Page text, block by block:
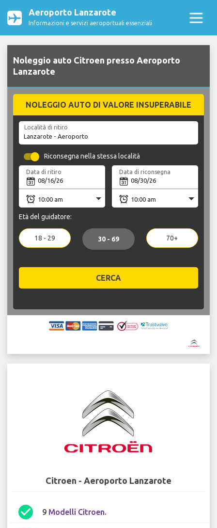
Aeroporto Lanzarote
Informazioni e servizi aeroportuali essenziali
Noleggio auto Citroen presso Aeroporto
Lanzarote
NOLEGGIO AUTO DI VALORE INSUPERABILE
Località di ritiro
Riconsegna nella stessa località
Data di ritiro Data di riconsegna
Età del guidatore:
18 - 29 30 - 69 70+
CERCA
Citroen - Aeroporto Lanzarote
check_circle 9 Modelli Citroen.